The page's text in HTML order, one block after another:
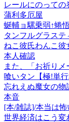
レールにのっての
蒲利多厄屋
蜒輔ョ騾乗弱↑蜷
タンフルグラステ
ねこ彼氏わんこ彼
本人確認
また、「お祈り
喰いタン【極!単
忘れえぬ魔女の物
本音
[本/雑誌]/本当は
世界経済はこう変